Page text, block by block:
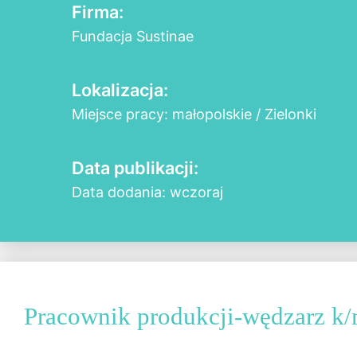
Firma:
Fundacja Sustinae
Lokalizacja:
Miejsce pracy: małopolskie / Zielonki
Data publikacji:
Data dodania: wczoraj
Pracownik produkcji-wędzarz